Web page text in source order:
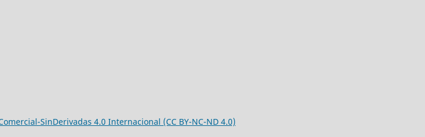
SinDerivadas 4.0 Internacional (CC BY-NC-ND 4.0)